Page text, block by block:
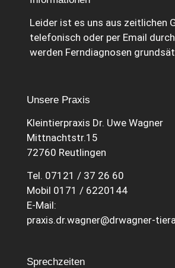
Leider ist es uns aus zeitlichen
telefonisch oder per Email
werden Ferndiagnosen
Unsere Praxis
Kleintierpraxis Dr. Uwe Wagner
Mittnachtstr.15
72760 Reutlingen
Tel. 07121 / 37 26 60
Mobil 0171 / 6220144
E-Mail:
praxis.dr.wagner@drwagner-
Sprechzeiten